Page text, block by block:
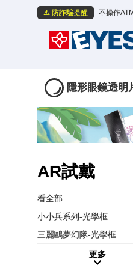
⚠️ 防詐騙提醒 不操作
隱形眼鏡透明
AR試戴
看全部
小小兵系列-光學框
三麗鷗夢幻隊-光學框
更多